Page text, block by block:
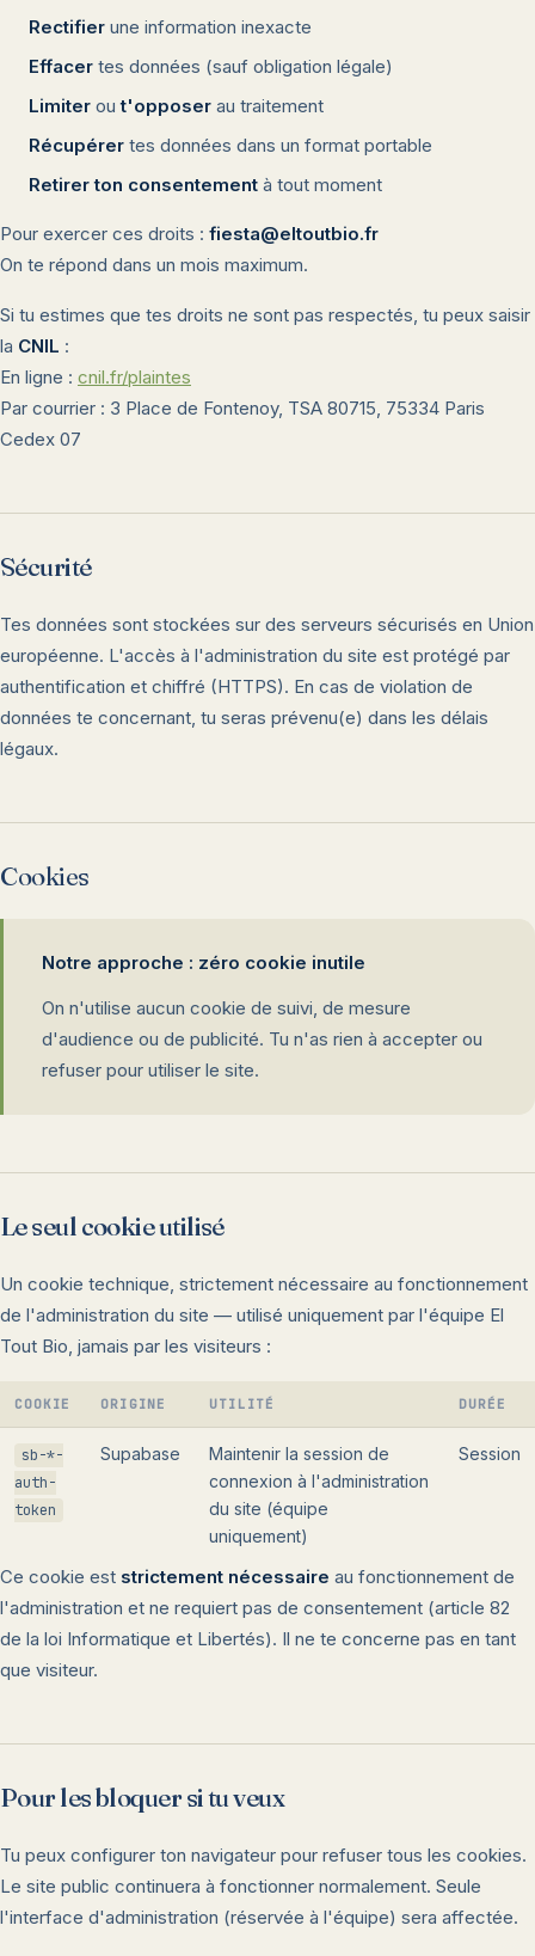
Rectifier une information inexacte
Effacer tes données (sauf obligation légale)
Limiter out'opposer au traitement
Récupérer tes données dans un format portable
Retirer ton consentement à tout moment
Pour exercer ces droits : fiesta@eltoutbio.fr
On te répond dans un mois maximum.
Si tu estimes que tes droits ne sont pas respectés, tu peux saisir
la CNIL :
En ligne : cnil.fr/plaintes
Par courrier : 3 Place de Fontenoy, TSA 80715, 75334 Paris
Cedex 07
Sécurité
Tes données sont stockées sur des serveurs sécurisés en Union
européenne. L'accès à l'administration du site est protégé par
authentification et chiffré (HTTPS). En cas de violation de
données te concernant, tu seras prévenu(e) dans les délais
légaux.
Cookies
Notre approche : zéro cookie inutile
On n'utilise aucun cookie de suivi, de mesure
d'audience ou de publicité. Tu n'as rien à accepter ou
refuser pour utiliser le site.
Le seul cookie utilisé
Un cookie technique, strictement nécessaire au fonctionnement
de l'administration du site — utilisé uniquement par l'équipe El
Tout Bio, jamais par les visiteurs :
COOKIE ORIGINE UTILITÉ DURÉE
sb-*-
auth-
token
Supabase
Maintenir la session de
connexion à l'administration
du site (équipe
uniquement)
Session
Ce cookie est strictement nécessaire au fonctionnement de
l'administration et ne requiert pas de consentement (article 82
de la loi Informatique et Libertés). Il ne te concerne pas en tant
que visiteur.
Pour les bloquer si tu veux
Tu peux configurer ton navigateur pour refuser tous les cookies.
Le site public continuera à fonctionner normalement. Seule
l'interface d'administration (réservée à l'équipe) sera affectée.